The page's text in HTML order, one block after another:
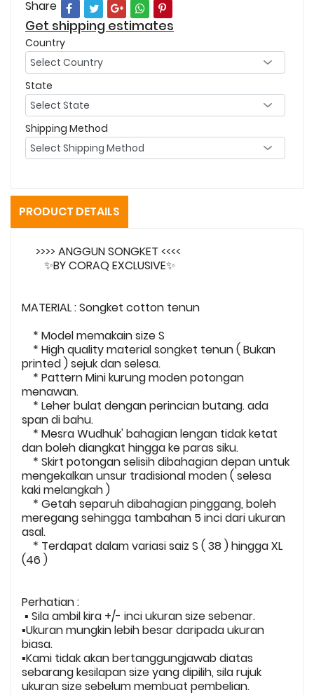
Share
Get shipping estimates
Country
State
Shipping Method
PRODUCT DETAILS
>>>> ANGGUN SONGKET <<<<
✨BY CORAQ EXCLUSIVE✨
MATERIAL : Songket cotton tenun
* Model memakain size S
* High quality material songket tenun ( Bukan
printed ) sejuk dan selesa.
* Pattern Mini kurung moden potongan
menawan.
* Leher bulat dengan perincian butang. ada
span di bahu.
* Mesra Wudhuk' bahagian lengan tidak ketat
dan boleh diangkat hingga ke paras siku.
* Skirt potongan selisih dibahagian depan untuk
mengekalkan unsur tradisional moden ( selesa
kaki melangkah )
* Getah separuh dibahagian pinggang, boleh
meregang sehingga tambahan 5 inci dari ukuran
asal.
* Terdapat dalam variasi saiz S ( 38 ) hingga XL
(46 )
Perhatian :
▪️ Sila ambil kira +/- inci ukuran size sebenar.
▪️Ukuran mungkin lebih besar daripada ukuran
biasa.
▪️Kami tidak akan bertanggungjawab diatas
sebarang kesilapan size yang dipilih, sila rujuk
ukuran size sebelum membuat pembelian.